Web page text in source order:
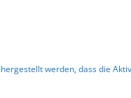
werden, dass die